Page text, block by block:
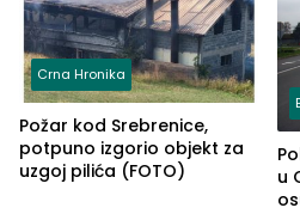
Crna Hronika
Požar kod Srebrenice,
potpuno izgorio objekt za
uzgoj pilića (FOTO)
u